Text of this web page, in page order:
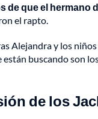
de que el hermano
el rapto.
Alejandra y los
buscando son
de los